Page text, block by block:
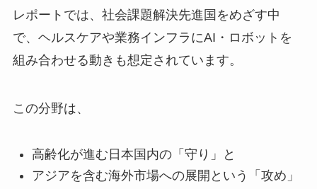
レポートでは、社会課題解決先進国をめざす中
で、ヘルスケアや業務インフラにAI・ロボットを
組み合わせる動きも想定されています。
この分野は、
高齢化が進む日本国内の「守り」と
アジアを含む海外市場への展開という「攻め」